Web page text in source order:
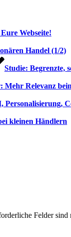
Webseite!
Handel (1/2)
Studie: Begrenzte,
Relevanz
kleinen Händlern
Felder sind